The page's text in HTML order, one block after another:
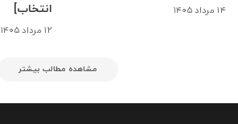
۱۴ مرداد ۱۴۰۵
انتخاب]
۱۲ مرداد ۱۴۰۵
مشاهده مطالب بیشتر